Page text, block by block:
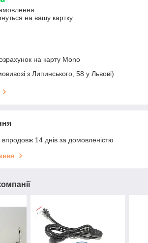
на вашу картку
на карту Mono
з Липинського, 58 у Львові)
14 днів за домовленістю